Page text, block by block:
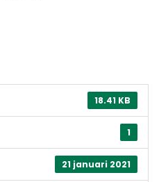
18.41 KB
1
21 januari 2021